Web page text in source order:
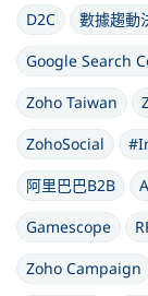
D2C
數據趨動
Google Search
Zoho Taiwan
ZohoSocial
阿里巴巴B2B
Gamescope
Zoho Campaign